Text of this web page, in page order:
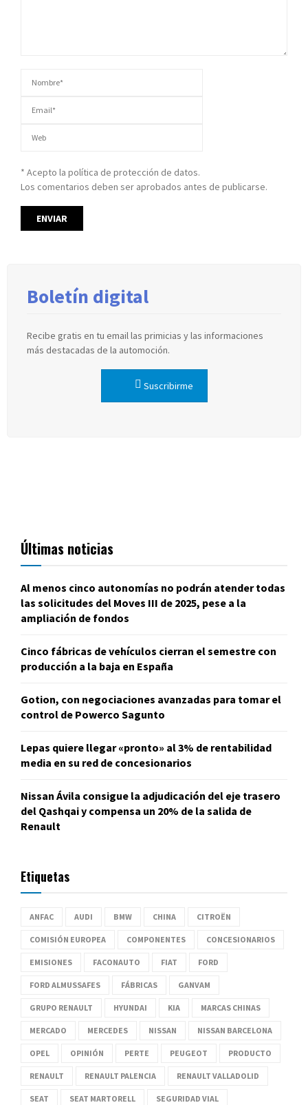
* Acepto la política de protección de datos.
Los comentarios deben ser aprobados antes de publicarse.
Boletín digital
Recibe gratis en tu email las primicias y las informaciones
más destacadas de la automoción.
Suscribirme
Últimas noticias
Al menos cinco autonomías no podrán atender todas
las solicitudes del Moves III de 2025, pese a la
ampliación de fondos
Cinco fábricas de vehículos cierran el semestre con
producción a la baja en España
Gotion, con negociaciones avanzadas para tomar el
control de Powerco Sagunto
Lepas quiere llegar «pronto» al 3% de rentabilidad
media en su red de concesionarios
Nissan Ávila consigue la adjudicación del eje trasero
del Qashqai y compensa un 20% de la salida de
Renault
Etiquetas
ANFAC AUDI BMW CHINA CITROËN
COMISIÓN EUROPEA COMPONENTES CONCESIONARIOS
EMISIONES FACONAUTO FIAT FORD
FORD ALMUSSAFES FÁBRICAS GANVAM
GRUPO RENAULT HYUNDAI KIA MARCAS CHINAS
MERCADO MERCEDES NISSAN NISSAN BARCELONA
OPEL OPINIÓN PERTE PEUGEOT PRODUCTO
RENAULT RENAULT PALENCIA RENAULT VALLADOLID
SEAT SEAT MARTORELL SEGURIDAD VIAL